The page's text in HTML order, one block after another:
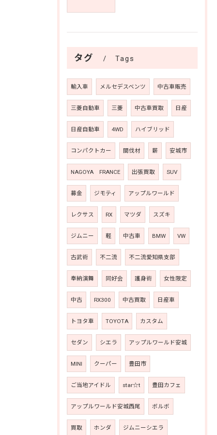
タグ Tags
輸入車 メルセデスベンツ 中古車販売
三菱自動車 三菱 中古車買取 日産
日産自動車 4WD ハイブリッド
コンパクトカー 間伐材 薪 安城市
NAGOYA FRANCE 出張買取 SUV
募金 ジモティ アップルワールド
レクサス RX マツダ スズキ
ジムニー 軽 中古車 BMW VW
古武術 不二流 不二流愛知県支部
奉納演舞 同好会 護身術 女性限定
中古 RX300 中古買取 日産車
トヨタ車 TOYOTA カスタム
セダン シエラ アップルワールド安城
MINI クーパー 豊田市
ご当地アイドル star☆t 豊田カフェ
アップルワールド安城西尾 ボルボ
買取 ホンダ ジムニーシエラ